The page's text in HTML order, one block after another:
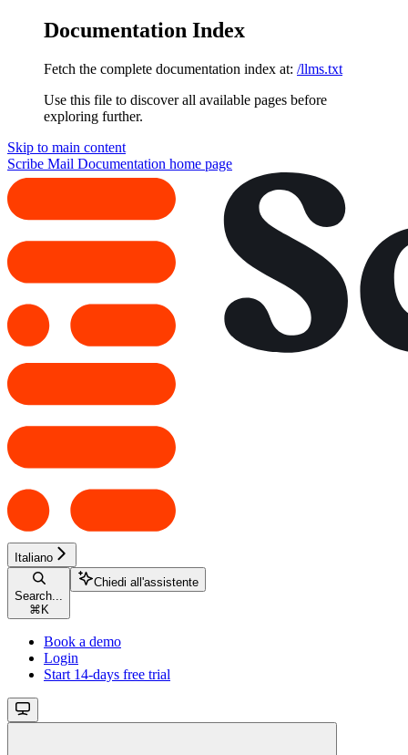
Documentation Index
Fetch the complete documentation index at: /llms.txt
Use this file to discover all available pages before
exploring further.
Skip to main content
Scribe Mail Documentation home page
Italiano
Search...
⌘ K
Chiedi all'assistente
Book a demo
Login
Start 14-days free trial